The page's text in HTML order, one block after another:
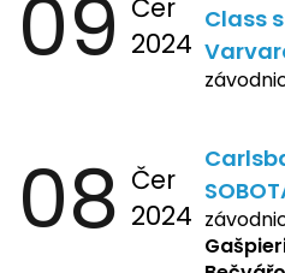
09 Čer
2024
Class
08 Čer
2024